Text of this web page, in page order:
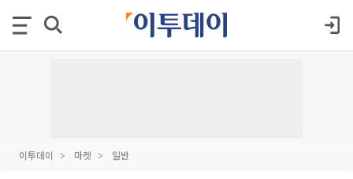
이투데이 마켓 일반